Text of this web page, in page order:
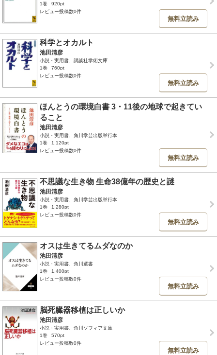
1巻
920pt
レビュー投稿数0件
無料立読み
科学とオカルト
池田清彦
小説・実用書、講談社学術文庫
1巻
760pt
レビュー投稿数0件
無料立読み
ほんとうの環境白書 3・11後の地球で起きてい
ること
池田清彦
小説・実用書、角川学芸出版単行本
1巻
1,120pt
レビュー投稿数0件
無料立読み
不思議な生き物 生命38億年の歴史と謎
池田清彦
小説・実用書、角川学芸出版単行本
1巻
1,280pt
レビュー投稿数0件
無料立読み
オスは生きてるムダなのか
池田清彦
小説・実用書、角川選書
1巻
1,400pt
レビュー投稿数0件
無料立読み
脳死臓器移植は正しいか
池田清彦
小説・実用書、角川ソフィア文庫
1巻
570pt
レビュー投稿数0件
無料立読み